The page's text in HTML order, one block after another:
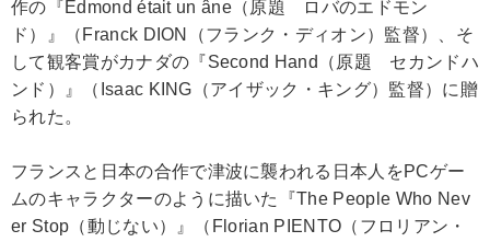
作の『Edmond était un âne（原題 ロバのエドモン
ド）』（Franck DION（フランク・ディオン）監督）、そ
して観客賞がカナダの『Second Hand（原題 セカンドハ
ンド）』（Isaac KING（アイザック・キング）監督）に贈
られた。
フランスと日本の合作で津波に襲われる日本人をPCゲー
ムのキャラクターのように描いた『The People Who Nev
er Stop（動じない）』（Florian PIENTO（フロリアン・